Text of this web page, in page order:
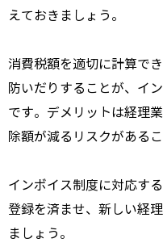
えておきましょう。
消費税額を適切に計算で
防いだりすることが、イ
です。デメリットは経理
除額が減るリスクがあるこ
インボイス制度に対応する
登録を済ませ、新しい経理
ましょう。